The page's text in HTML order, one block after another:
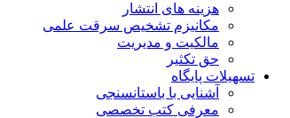
هزینه های انتشار
ﻣﮑﺎﻧﯿﺰم ﺗﺸﺨﯿﺺ ﺳﺮﻗﺖ ﻋﻠﻤﯽ
مالکیت و مدیریت
حق تکثیر
تسهیلات پایگاه
آشنایی با باستانسنجی
معرفی کتب تخصصی